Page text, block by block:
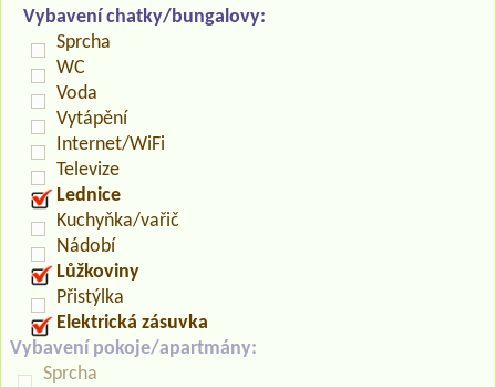
Vybavení chatky/bungalovy:
Sprcha
WC
Voda
Vytápění
Internet/WiFi
Televize
Lednice
Kuchyňka/vařič
Nádobí
Lůžkoviny
Přistýlka
Elektrická zásuvka
Vybavení pokoje/apartmány:
Sprcha